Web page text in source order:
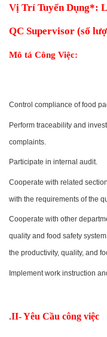
Vị Trí Tuyển Dụng*:
QC Supervisor (số
Mô tả Công Việc:
Control compliance of food
Perform traceability and
complaints.
Participate in internal audit.
Cooperate with related
with the requirements of the
Cooperate with other
quality and food safety
the productivity, quality, and
Implement work instruction
.II- Yêu Cầu công việc